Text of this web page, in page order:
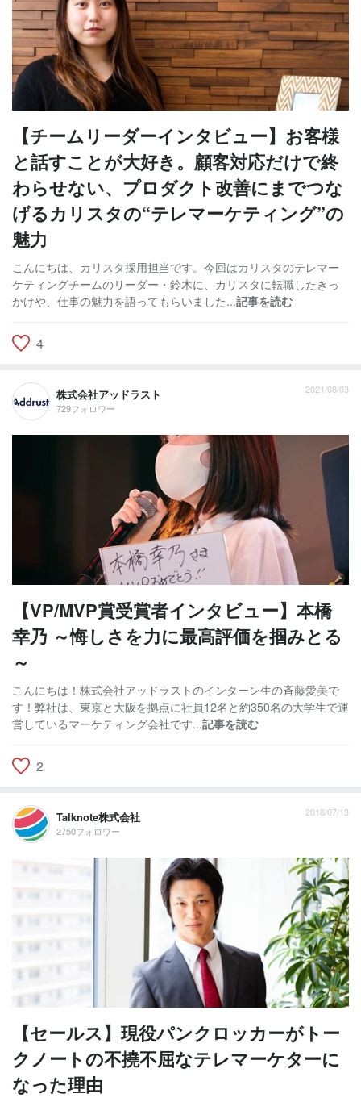
【チームリーダーインタビュー】お客様
と話すことが大好き。顧客対応だけで終
わらせない、プロダクト改善にまでつな
げるカリスタの“テレマーケティング”の
魅力
こんにちは、カリスタ採用担当です。今回はカリスタのテレマー
ケティングチームのリーダー・鈴木に、カリスタに転職したきっ
かけや、仕事の魅力を語ってもらいました...記事を読む
4
株式会社アッドラスト
729フォロワー
2021/08/03
【VP/MVP賞受賞者インタビュー】本橋
幸乃 ～悔しさを力に最高評価を掴みとる
～
こんにちは！株式会社アッドラストのインターン生の斉藤愛美で
す！弊社は、東京と大阪を拠点に社員12名と約350名の大学生で運
営しているマーケティング会社です...記事を読む
2
Talknote株式会社
2750フォロワー
2018/07/13
【セールス】現役パンクロッカーがトー
クノートの不撓不屈なテレマーケターに
なった理由